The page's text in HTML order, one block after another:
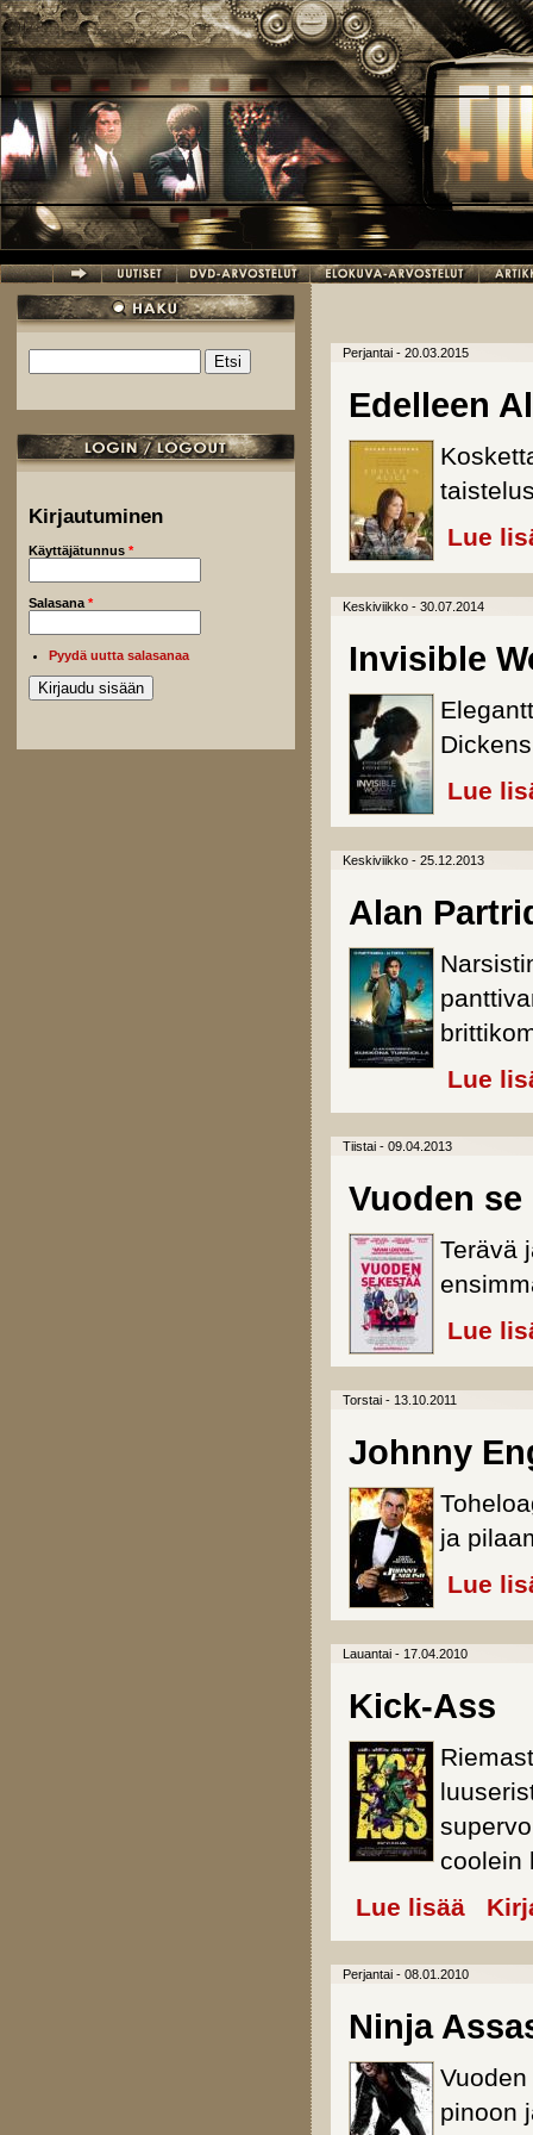
Hyppää pääsisältöön
Hakulomake
Kirjautuminen
Käyttäjätunnus *
Salasana *
Pyydä uutta salasanaa
Perjantai - 20.03.2015
Edelleen
Lue
Keskiviikko - 30.07.2014
Invisible
Lue
Keskiviikko - 25.12.2013
Alan
Lue
Tiistai - 09.04.2013
Vuoden se
Terävä
Lue
Torstai - 13.10.2011
Johnny
ja
Lue
Lauantai - 17.04.2010
Kick-Ass
coolein
Lue lisää about
Perjantai - 08.01.2010
Ninja
pinoon